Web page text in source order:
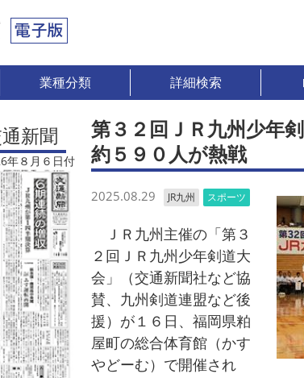
業種分類 詳細検索
新聞
年８月６日付
第３２回ＪＲ九州少年
約５９０人が熱戦
2025.08.29 JR九州 スポーツ
ＪＲ九州主催の「第３
２回ＪＲ九州少年剣道大
会」（交通新聞社など協
賛、九州剣道連盟など後
援）が１６日、福岡県粕
屋町の総合体育館（かす
やどーむ）で開催され